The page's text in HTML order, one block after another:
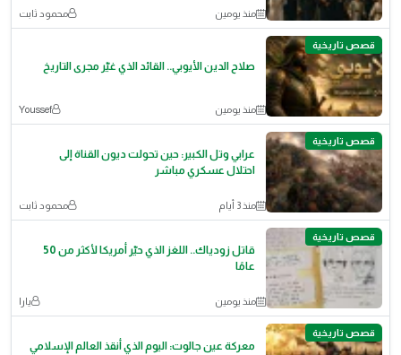
منذ يومين محمود ثابت
قصص تاريخية
صلاح الدين الأيوبي.. القائد الذي غيّر مجرى التاريخ
منذ يومين Youssef
قصص تاريخية
عرابي وتل الكبير: حين تحولت ديون القناة إلى
احتلال عسكري مباشر
منذ 3 أيام محمود ثابت
قصص تاريخية
قاتل زودياك.. اللغز الذي حيّر أمريكا لأكثر من 50
عامًا
منذ يومين يارا
قصص تاريخية
معركة عين جالوت: اليوم الذي أنقذ العالم الإسلامي